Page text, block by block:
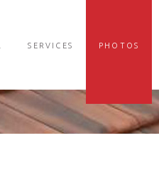
SERVICES PHOTOS